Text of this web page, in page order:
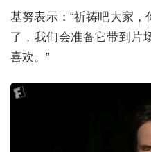
基努表示：“祈祷吧大家，
了，我们会准备它带到片
喜欢。”